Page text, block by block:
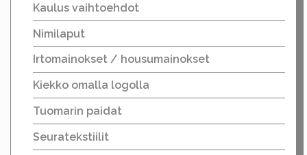
Kaulus vaihtoehdot
Nimilaput
Irtomainokset / housumainokset
Kiekko omalla logolla
Tuomarin paidat
Seuratekstiilit